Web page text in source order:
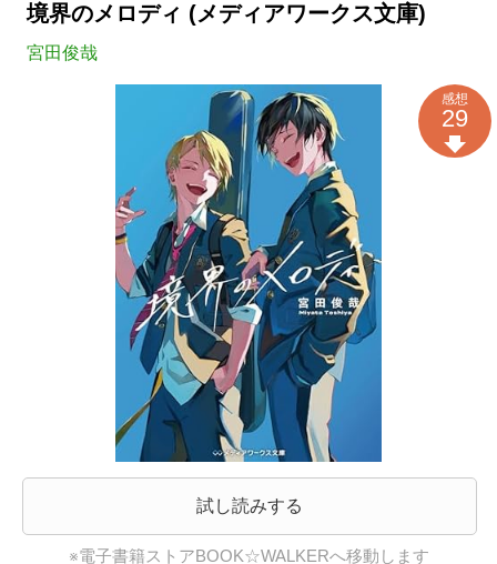
境界のメロディ (メディアワークス文庫)
宮田俊哉
試し読みする
※電子書籍ストアBOOK☆WALKERへ移動します
感想
29